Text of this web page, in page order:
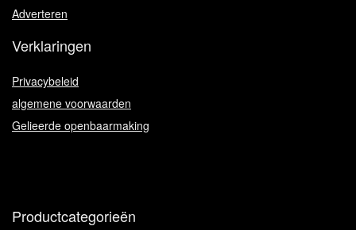
Adverteren
Verklaringen
Privacybeleid
algemene voorwaarden
Gelieerde openbaarmaking
Productcategorieën